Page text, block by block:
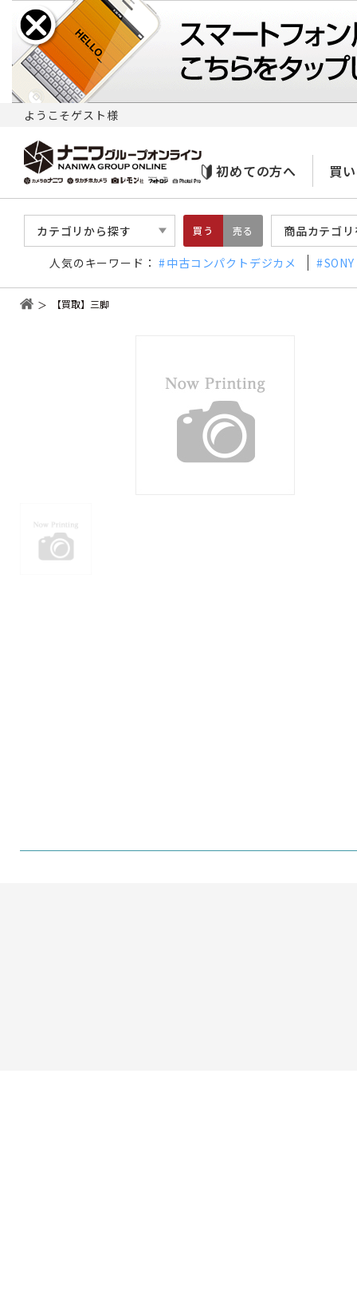
ようこそゲスト様
初めての方へ 買
カテゴリから探す 買う 売る 商品カテゴ
人気のキーワード： 中古コンパクトデジカメ
【買取】三脚